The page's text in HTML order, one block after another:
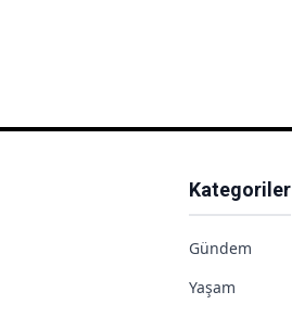
Kategoriler
Gündem
Yaşam